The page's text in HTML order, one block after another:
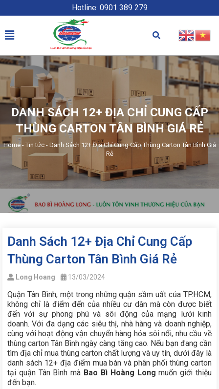
Hotline: 0901 389 279
DANH SÁCH 12+ ĐỊA CHỈ CUNG CẤP
THÙNG CARTON TÂN BÌNH GIÁ RẺ
Home-Tin tức- Danh Sách 12+ Địa Chỉ Cung Cấp Thùng Carton Tân Bình Giá
Rẻ
Danh Sách 12+ Địa Chỉ Cung Cấp
Thùng Carton Tân Bình Giá Rẻ
Long Hoang 13/03/2024
Quận Tân Bình, một trong những quận sầm uất của TP.HCM,
không chỉ là điểm đến của nhiều cư dân mà còn được biết
đến với sự phong phú và sôi động của mạng lưới kinh
doanh. Với đa dạng các siêu thị, nhà hàng và doanh nghiệp,
cùng với hoạt động vận chuyển hàng hóa sôi nổi, nhu cầu về
thùng carton Tân Bình ngày càng tăng cao. Nếu bạn đang cần
tìm địa chỉ mua thùng carton chất lượng và uy tín, dưới đây là
danh sách 12+ địa điểm mua bán và phân phối thùng carton
tại quận Tân Bình mà Bao Bì Hoàng Long muốn giới thiệu
đến bạn.